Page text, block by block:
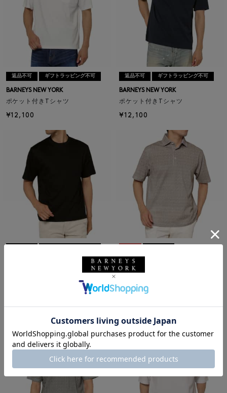
返品不可 ギフトラッピング不可
BARNEYS NEW YORK
ポケット付きTシャツ
¥12,100
返品不可 ギフトラッピング不可
BARNEYS NEW YORK
ポケット付きTシャツ
¥12,100
ギフトラッピング不可
BARNEYS NEW YORK
グレンチェック柄鹿の子ポロシャ
ツ
¥13,200
¥11,880
10% OFF